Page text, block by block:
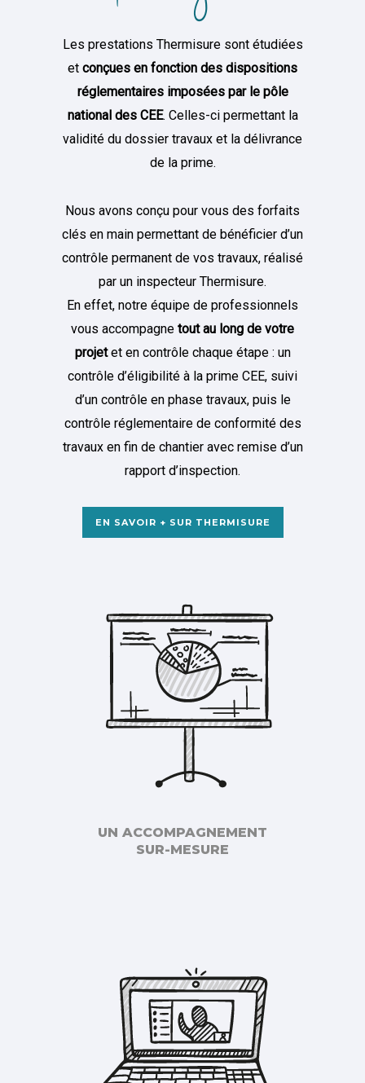
Les prestations Thermisure sont étudiées
et conçues en fonction des dispositions
réglementaires imposées par le pôle
national des CEE. Celles-ci permettant la
validité du dossier travaux et la délivrance
de la prime.
Nous avons conçu pour vous des forfaits
clés en main permettant de bénéficier d’un
contrôle permanent de vos travaux, réalisé
par un inspecteur Thermisure.
En effet, notre équipe de professionnels
vous accompagne tout au long de votre
projetet en contrôle chaque étape : un
contrôle d’éligibilité à la prime CEE, suivi
d’un contrôle en phase travaux, puis le
contrôle réglementaire de conformité des
travaux en fin de chantier avec remise d’un
rapport d’inspection.
EN SAVOIR + SUR THERMISURE
UN ACCOMPAGNEMENT
SUR-MESURE